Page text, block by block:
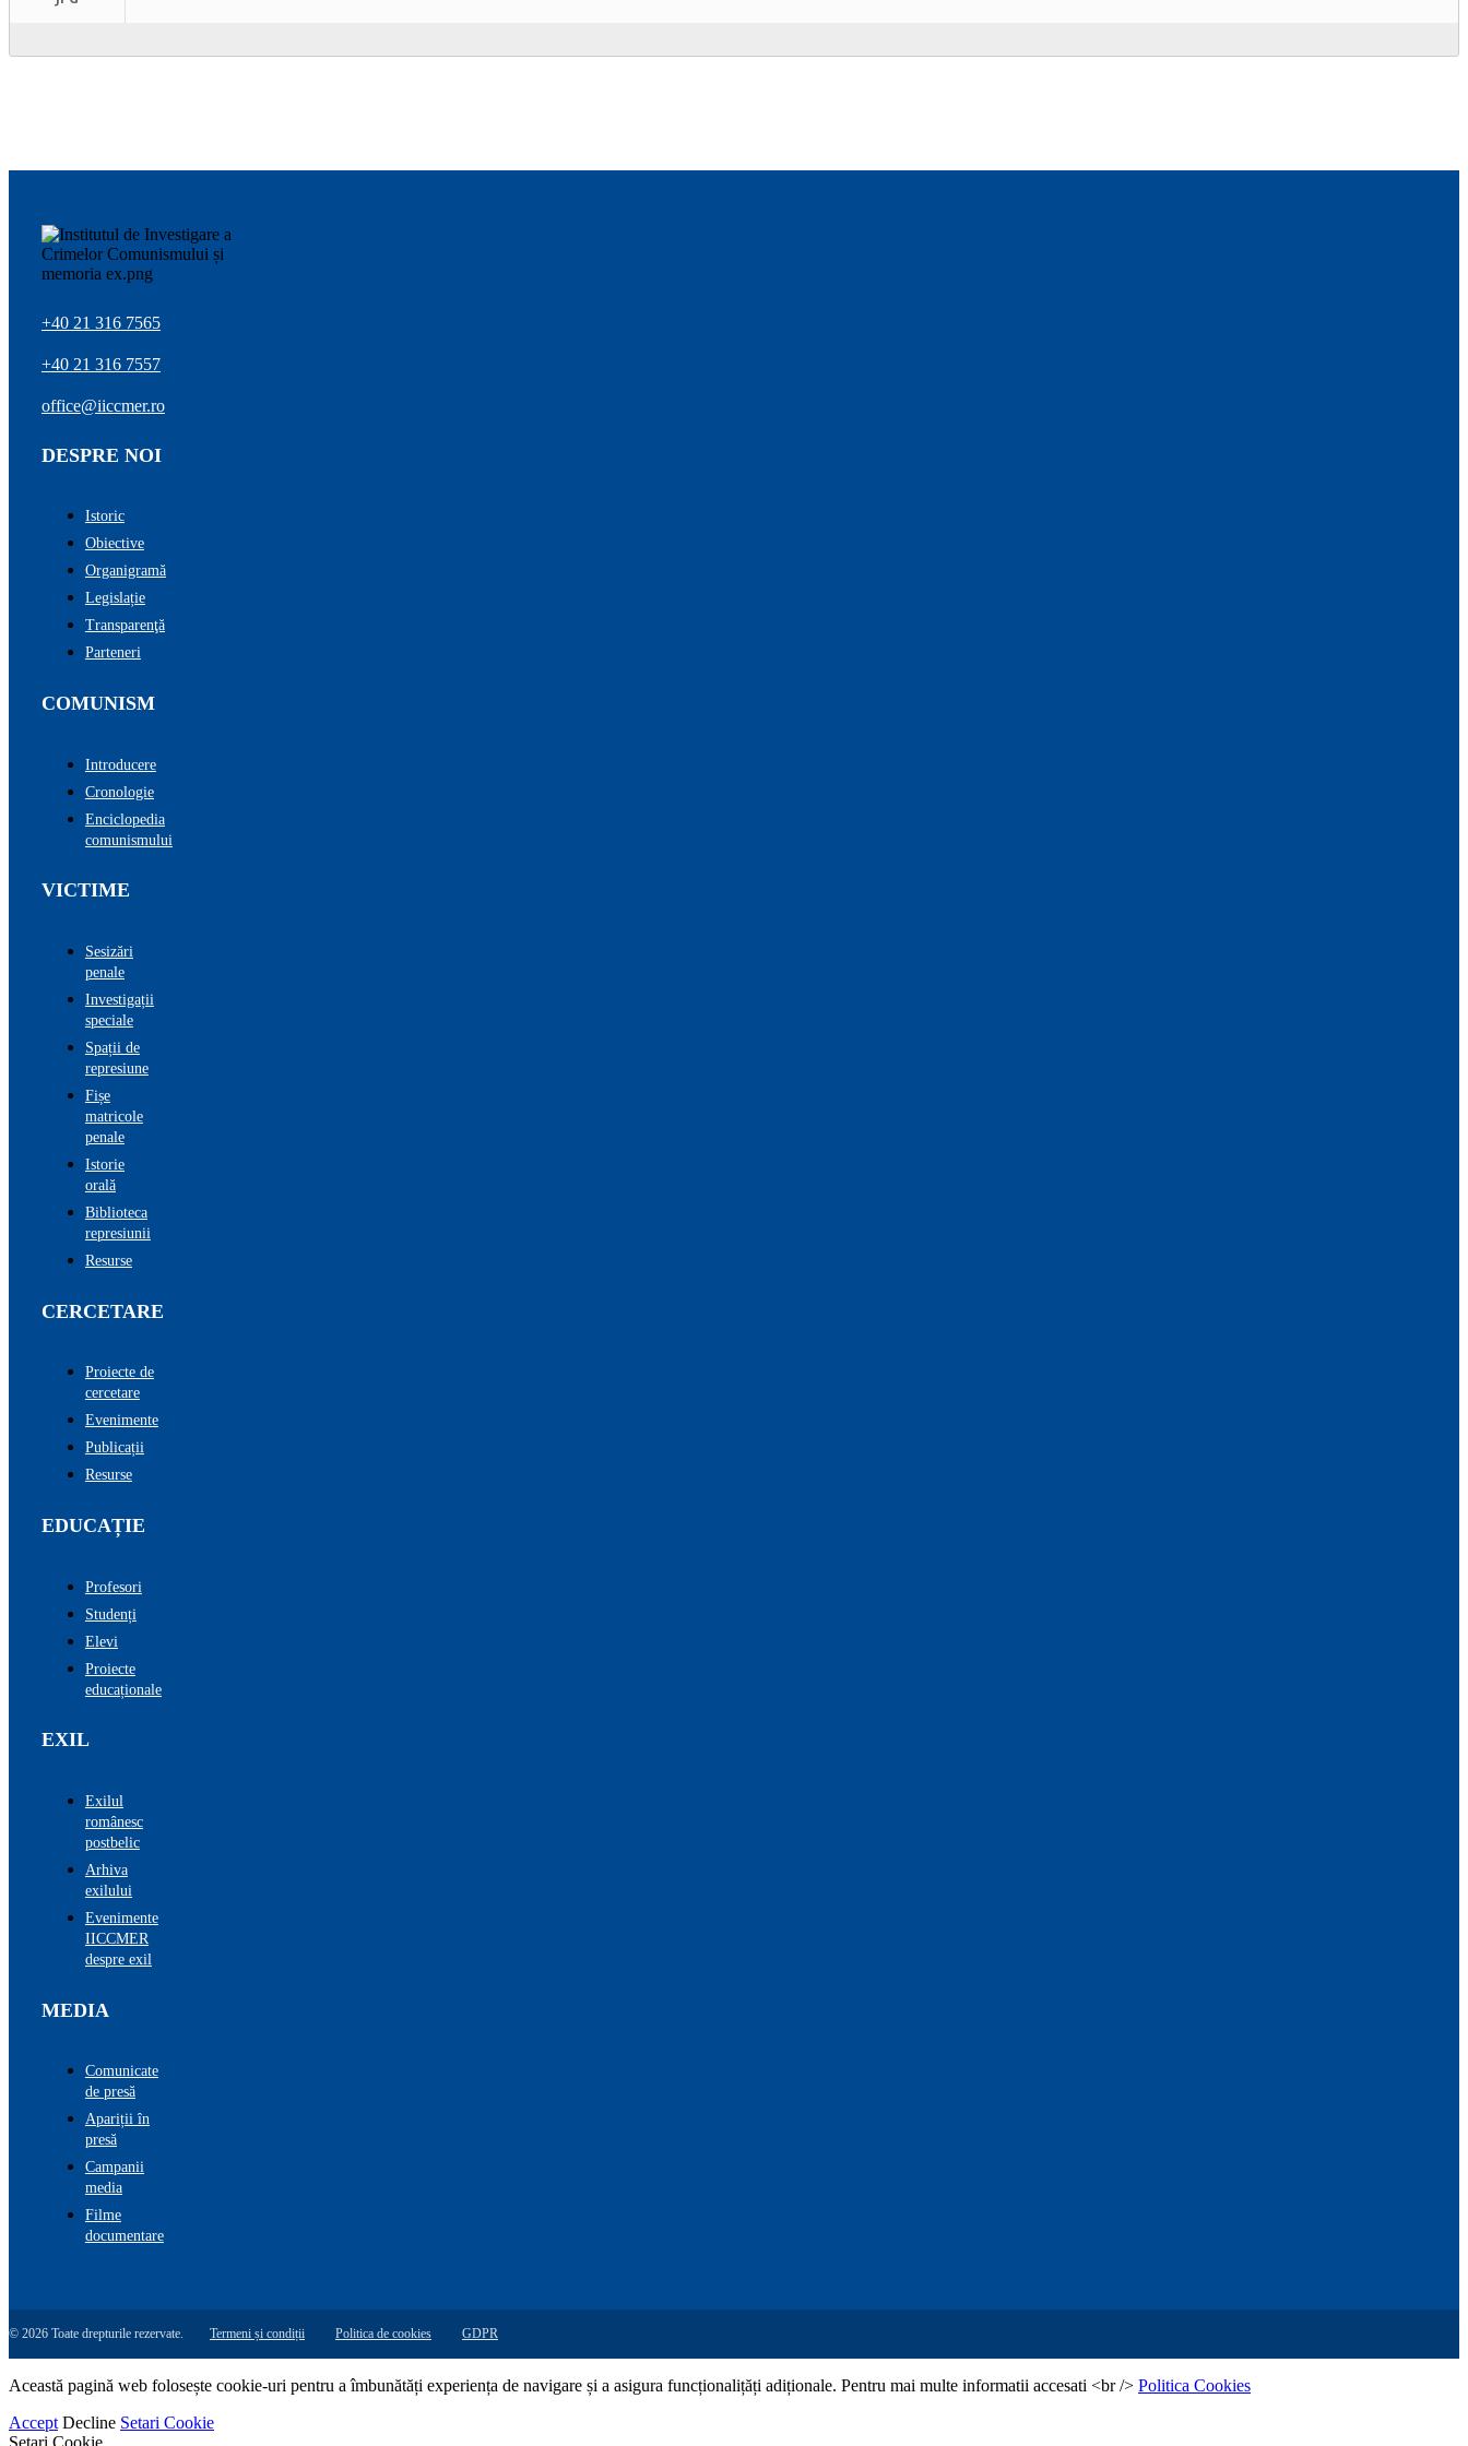
+40 21 316 7565
+40 21 316 7557
office@iiccmer.ro
DESPRE NOI
Istoric
Obiective
Organigramă
Legislație
Transparenţă
Parteneri
COMUNISM
Introducere
Cronologie
Enciclopedia
comunismului
VICTIME
Sesizări
penale
Investigații
speciale
Spații de
represiune
Fișe
matricole
penale
Istorie
orală
Biblioteca
represiunii
Resurse
CERCETARE
Proiecte de
cercetare
Evenimente
Publicații
Resurse
EDUCAȚIE
Profesori
Studenți
Elevi
Proiecte
educaționale
EXIL
Exilul
românesc
postbelic
Arhiva
exilului
Evenimente
IICCMER
despre exil
MEDIA
Comunicate
de presă
Apariții în
presă
Campanii
media
Filme
documentare
© 2026 Toate drepturile rezervate. Termeni și condiții Politica de cookies GDPR
Această pagină web folosește cookie-uri pentru a îmbunătăți experiența de navigare și a asigura funcționalițăți adiționale. Pentru mai multe informatii accesati <br /> Politica Cookies
Accept Decline Setari Cookie